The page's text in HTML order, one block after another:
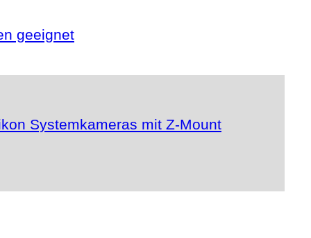
geeignet
Systemkameras mit Z-Mount